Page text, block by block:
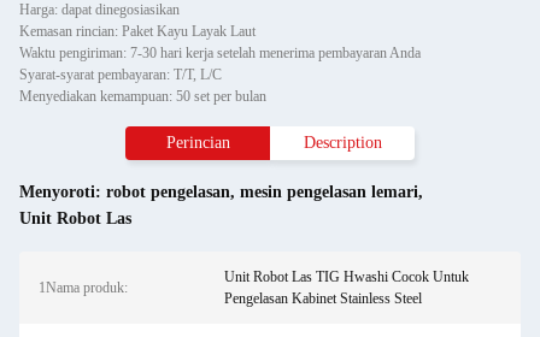
Harga: dapat dinegosiasikan
Kemasan rincian: Paket Kayu Layak Laut
Waktu pengiriman: 7-30 hari kerja setelah menerima pembayaran Anda
Syarat-syarat pembayaran: T/T, L/C
Menyediakan kemampuan: 50 set per bulan
Perincian Description
Menyoroti: robot pengelasan, mesin pengelasan lemari,
Unit Robot Las
1Nama produk:
Unit Robot Las TIG Hwashi Cocok Untuk
Pengelasan Kabinet Stainless Steel